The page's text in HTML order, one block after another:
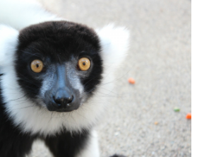
も適用されます。